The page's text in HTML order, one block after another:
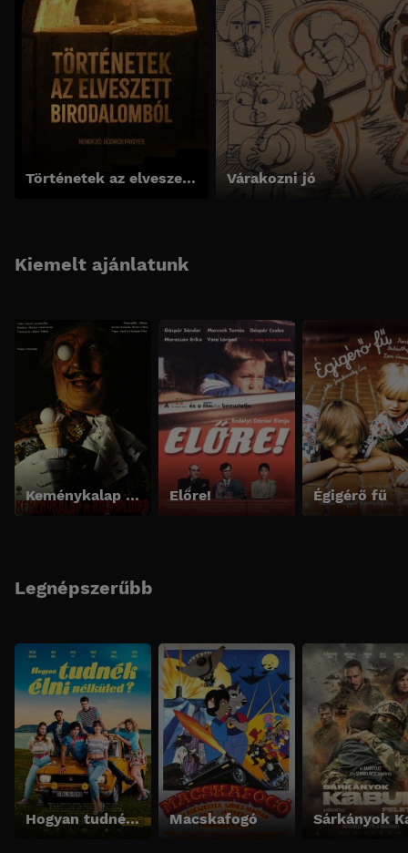
Történetek az elveszett birodalomból Várakozni jó
Kiemelt ajánlatunk
Keménykalap és krumpliorr Előre! Égigérő fű
Legnépszerűbb
Hogyan tudnék élni nélküled? Macskafogó